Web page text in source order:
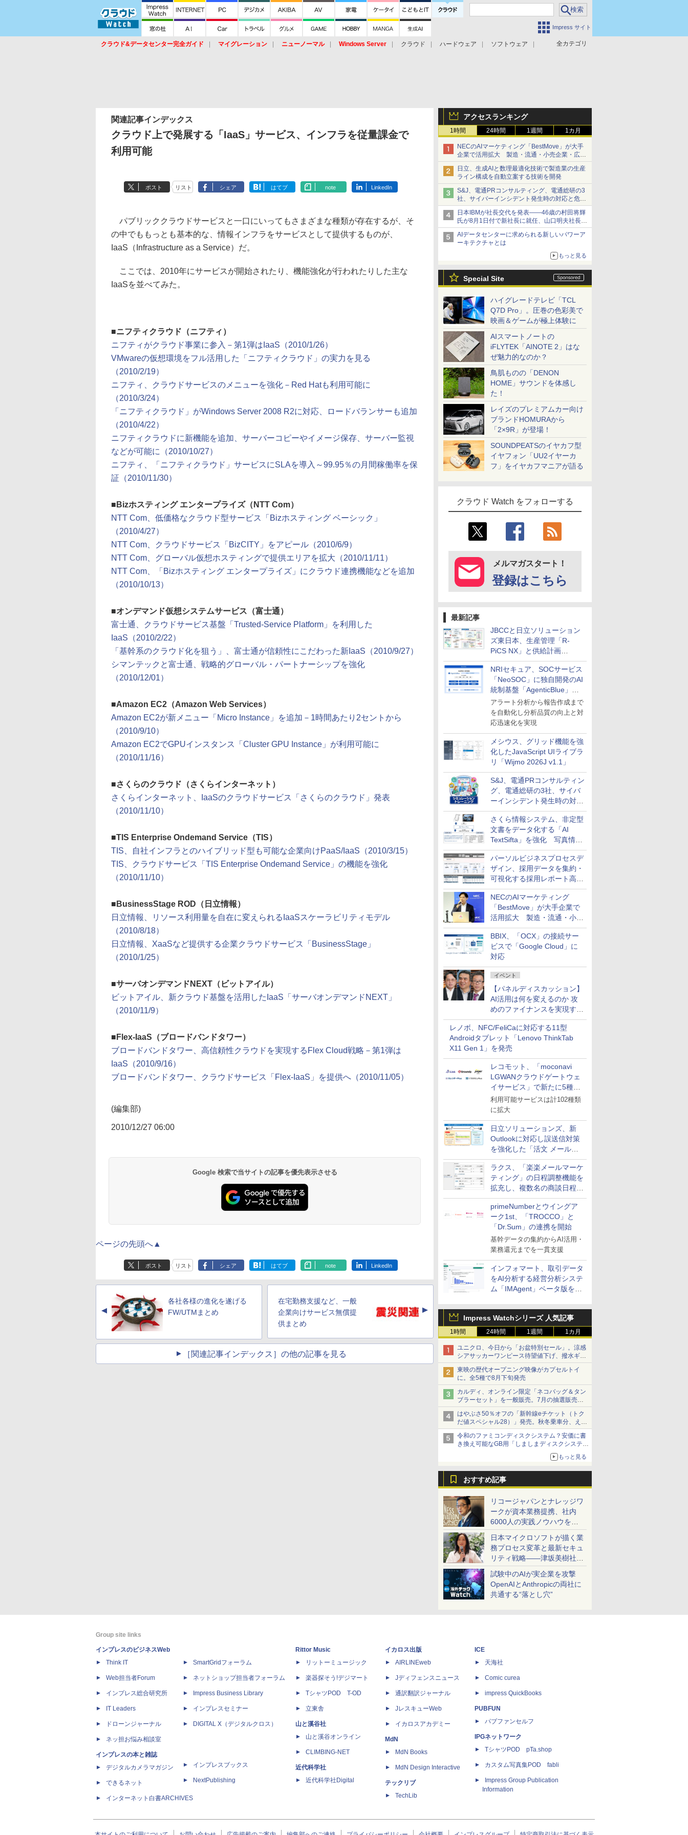
Impress サイト
全カテゴリ
クラウド&データセンター完全ガイド マイグレーション ニューノーマル Windows Server クラウド ハードウェア
ソフトウェア
アクセスランキング
1時間 24時間 1週間 1カ月
NECのAIマーケティング「BestMove」が大手
企業で活用拡大 製造・流通・小売企業・広告
代理店などが実装フェーズへ
日立、生成AIと数理最適化技術で製造業の生産
ライン構成を自動立案する技術を開発
S&J、電通PRコンサルティング、電通総研の3
社、サイバーインシデント発生時の対応と危機
管理広報を一体的に訓練するプログラムを提供
日本IBMが社長交代を発表――46歳の村田将輝
氏が8月1日付で新社長に就任、山口明夫社長は
会長へ
AIデータセンターに求められる新しいパワーア
ーキテクチャとは
もっと見る
Special Site
ハイグレードテレビ「TCL
Q7D Pro」。圧巻の色彩美で
映画＆ゲームが極上体験に
AIスマートノートの
iFLYTEK「AINOTE 2」はな
ぜ魅力的なのか？
鳥肌ものの「DENON
HOME」サウンドを体感し
た！
レイズのプレミアムカー向け
ブランドHOMURAから
「2×9R」が登場！
SOUNDPEATSのイヤカフ型
イヤフォン「UU2イヤーカ
フ」をイヤカフマニアが語る
クラウド Watch をフォローする
メルマガスタート！
登録はこちら
最新記事
JBCCと日立ソリューション
ズ東日本、生産管理「R-
PiCS NX」と供給計画
「scSQUARE ISP」の連携サ
ービスを提供開始
NRIセキュア、SOCサービス
「NeoSOC」に独自開発のAI
統制基盤「AgenticBlue」を
導入
アラート分析から報告作成まで
を自動化し分析品質の向上と対
応迅速化を実現
メシウス、グリッド機能を強
化したJavaScript UIライブラ
リ「Wijmo 2026J v1.1」
S&J、電通PRコンサルティン
グ、電通総研の3社、サイバ
ーインシデント発生時の対応
と危機管理広報を一体的に訓
練するプログラムを提供
さくら情報システム、非定型
文書をデータ化する「AI
TextSifta」を強化 写真情報
のデータ化などに対応
パーソルビジネスプロセスデ
ザイン、採用データを集約・
可視化する採用レポート高速
化サービスを提供
NECのAIマーケティング
「BestMove」が大手企業で
活用拡大 製造・流通・小売
企業・広告代理店などが実装
フェーズへ
BBIX、「OCX」の接続サー
ビスで「Google Cloud」に
対応
イベント
【パネルディスカッション】
AI活用は何を変えるのか 攻
めのファイナンスを実現する
業務設計とマインドセット変
革
レノボ、NFC/FeliCaに対応する11型
Androidタブレット「Lenovo ThinkTab
X11 Gen 1」を発売
レコモット、「moconavi
LGWANクラウドゲートウェ
イサービス」で新たに5種類
のサービスと連携開始
利用可能サービスは計102種類
に拡大
日立ソリューションズ、新
Outlookに対応し誤送信対策
を強化した「活文 メール誤
送信防止アドインサービス」
を提供
ラクス、「楽楽メールマーケ
ティング」の日程調整機能を
拡充し、複数名の商談日程調
整を効率化
primeNumberとウイングア
ーク1st、「TROCCO」と
「Dr.Sum」の連携を開始
基幹データの集約からAI活用・
業務還元までを一貫支援
インフォマート、取引データ
をAI分析する経営分析システ
ム「IMAgent」ベータ版を提
Impress Watchシリーズ 人気記事
1時間 24時間 1週間 1カ月
ユニクロ、今日から「お盆特別セール」。涼感
シアサッカーワンピース待望値下げ、撥水ギア
ショーツは1990円に
東映の歴代オープニング映像がカプセルトイ
に。全5種で8月下旬発売
カルディ、オンライン限定「ネコバッグ＆タン
ブラーセット」を一般販売。7月の抽選販売の
当選無効分
はやぶさ50％オフの「新幹線eチケット（トク
だ値スペシャル28）」発売。秋冬乗車分、えき
ねっと限定
令和のファミコンディスクシステム？安価に書
き換え可能なGB用「しましまディスクシステ
もっと見る
おすすめ記事
リコージャパンとナレッジワ
ークが資本業務提携、社内
6000人の実践ノウハウを生
かした「AI商談記録 for
RICOH」を展開へ
日本マイクロソフトが描く業
務プロセス変革と最新セキュ
リティ戦略――津坂美樹社長
が2027年度戦略を説明
試験中のAIが実企業を攻撃
OpenAIとAnthropicの両社に
共通する“落とし穴”
関連記事インデックス
クラウド上で発展する「IaaS」サービス、インフラを従量課金で
利用可能
ポスト リスト シェア はてブ note LinkedIn
パブリッククラウドサービスと一口にいってもさまざまな種類が存在するが、そ
の中でももっとも基本的な、情報インフラをサービスとして提供するものが、
IaaS（Infrastructure as a Service）だ。
ここでは、2010年にサービスが開始されたり、機能強化が行われたりした主な
IaaSを並べてみた。
■ニフティクラウド（ニフティ）
ニフティがクラウド事業に参入－第1弾はIaaS（2010/1/26）
VMwareの仮想環境をフル活用した「ニフティクラウド」の実力を見る
（2010/2/19）
ニフティ、クラウドサービスのメニューを強化－Red Hatも利用可能に
（2010/3/24）
「ニフティクラウド」がWindows Server 2008 R2に対応、ロードバランサーも追加
（2010/4/22）
ニフティクラウドに新機能を追加、サーバーコピーやイメージ保存、サーバー監視
などが可能に（2010/10/27）
ニフティ、「ニフティクラウド」サービスにSLAを導入～99.95％の月間稼働率を保
証（2010/11/30）
■ Bizホスティング エンタープライズ（NTT Com）
NTT Com、低価格なクラウド型サービス「Bizホスティング ベーシック」
（2010/4/27）
NTT Com、クラウドサービス「BizCITY」をアピール（2010/6/9）
NTT Com、グローバル仮想ホスティングで提供エリアを拡大（2010/11/11）
NTT Com、「Bizホスティング エンタープライズ」にクラウド連携機能などを追加
（2010/10/13）
■オンデマンド仮想システムサービス（富士通）
富士通、クラウドサービス基盤「Trusted-Service Platform」を利用した
IaaS（2010/2/22）
「基幹系のクラウド化を狙う」、富士通が信頼性にこだわった新IaaS（2010/9/27）
シマンテックと富士通、戦略的グローバル・パートナーシップを強化
（2010/12/01）
■Amazon EC2（Amazon Web Services）
Amazon EC2が新メニュー「Micro Instance」を追加－1時間あたり2セントから
（2010/9/10）
Amazon EC2でGPUインスタンス「Cluster GPU Instance」が利用可能に
（2010/11/16）
■さくらのクラウド（さくらインターネット）
さくらインターネット、IaaSのクラウドサービス「さくらのクラウド」発表
（2010/11/10）
■TIS Enterprise Ondemand Service（TIS）
TIS、自社インフラとのハイブリッド型も可能な企業向けPaaS/IaaS（2010/3/15）
TIS、クラウドサービス「TIS Enterprise Ondemand Service」の機能を強化
（2010/11/10）
■ BusinessStage ROD（日立情報）
日立情報、リソース利用量を自在に変えられるIaaSスケーラビリティモデル
（2010/8/18）
日立情報、XaaSなど提供する企業クラウドサービス「BusinessStage」
（2010/1/25）
■サーバオンデマンドNEXT（ビットアイル）
ビットアイル、新クラウド基盤を活用したIaaS「サーバオンデマンドNEXT」
（2010/11/9）
■ Flex-IaaS（ブロードバンドタワー）
ブロードバンドタワー、高信頼性クラウドを実現するFlex Cloud戦略－第1弾は
IaaS（2010/9/16）
ブロードバンドタワー、クラウドサービス「Flex-IaaS」を提供へ（2010/11/05）
(編集部)
2010/12/27 06:00
Google 検索で当サイトの記事を優先表示させる
ページの先頭へ▲
ポスト リスト シェア はてブ note LinkedIn
▲
各社各様の進化を遂げる
FW/UTMまとめ
在宅勤務支援など、一般
企業向けサービス無償提
供まとめ
▲
［関連記事インデックス］の他の記事を見る
Group site links
インプレスのビジネスWeb
Think IT
Web担当者Forum
インプレス総合研究所
IT Leaders
ドローンジャーナル
ネッ担お悩み相談室
インプレスの本と雑誌
デジタルカメラマガジン
できるネット
インターネット白書ARCHIVES
SmartGridフォーラム
ネットショップ担当者フォーラム
Impress Business Library
インプレスセミナー
DIGITAL X（デジタルクロス）
インプレスブックス
NextPublishing
Rittor Music
リットーミュージック
楽器探そう!デジマート
TシャツPOD T-OD
立東舎
山と溪谷社
山と溪谷オンライン
CLIMBING-NET
近代科学社
近代科学社Digital
イカロス出版
AIRLINEweb
Jディフェンスニュース
通訳翻訳ジャーナル
JレスキューWeb
イカロスアカデミー
MdN
MdN Books
MdN Design Interactive
テックリブ
TechLib
ICE
天海社
Comic curea
impress QuickBooks
PUBFUN
パブファンセルフ
IPGネットワーク
TシャツPOD pTa.shop
カスタム写真集POD fabli
Impress Group Publication
Information